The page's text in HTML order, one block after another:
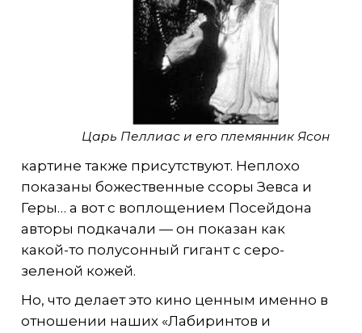
Царь Пеллиас и его племянник Ясон
картине также присутствуют. Неплохо
показаны божественные ссоры Зевса и
Геры… а вот с воплощением Посейдона
авторы подкачали — он показан как
какой-то полусонный гигант с серо-
зеленой кожей.
Но, что делает это кино ценным именно в
отношении наших «Лабиринтов и